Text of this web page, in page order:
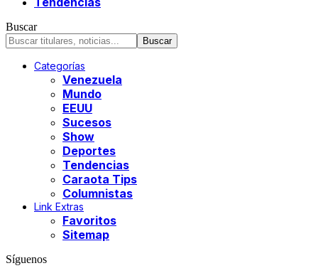
Buscar
Categorías
Venezuela
Mundo
EEUU
Sucesos
Show
Deportes
Tendencias
Caraota Tips
Columnistas
Link Extras
Favoritos
Sitemap
Síguenos